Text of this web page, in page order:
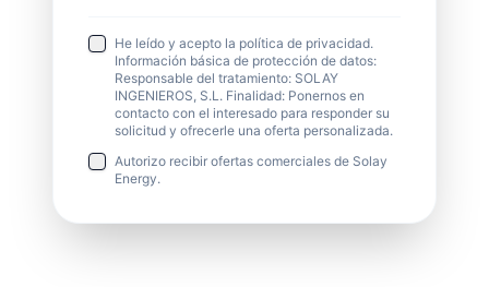
He leído y acepto la política de privacidad.
Información básica de protección de datos:
Responsable del tratamiento: SOLAY
INGENIEROS, S.L. Finalidad: Ponernos en
contacto con el interesado para responder su
solicitud y ofrecerle una oferta personalizada.
Autorizo recibir ofertas comerciales de Solay
Energy.